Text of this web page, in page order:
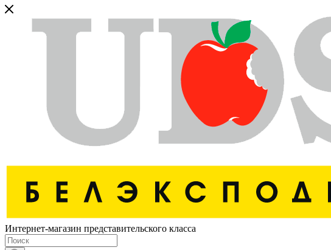
Интернет-магазин представительского класса